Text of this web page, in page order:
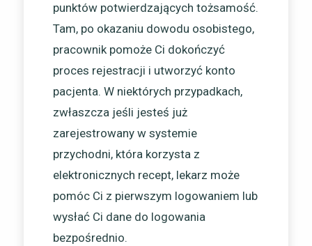
punktów potwierdzających tożsamość.
Tam, po okazaniu dowodu osobistego,
pracownik pomoże Ci dokończyć
proces rejestracji i utworzyć konto
pacjenta. W niektórych przypadkach,
zwłaszcza jeśli jesteś już
zarejestrowany w systemie
przychodni, która korzysta z
elektronicznych recept, lekarz może
pomóc Ci z pierwszym logowaniem lub
wysłać Ci dane do logowania
bezpośrednio.